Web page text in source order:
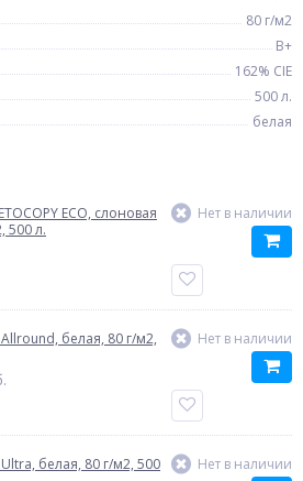
80 г/м2
B+
162% CIE
500 л.
белая
ECO, слоновая
500 л.
Нет в наличии
белая, 80 г/м2,
Нет в наличии
белая, 80 г/м2, 500
Нет в наличии